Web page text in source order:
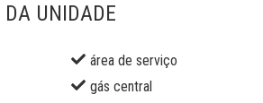
DA UNIDADE
área de serviço
gás central